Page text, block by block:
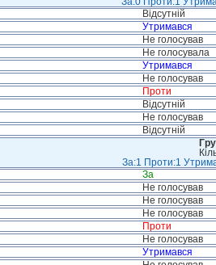
Відсутній
Утримався
Не голосував
Не голосувала
Утримався
Не голосував
Проти
Відсутній
Не голосував
Відсутній
За:1 Проти:1
За
Не голосував
Не голосував
Не голосував
Проти
Не голосував
Утримався